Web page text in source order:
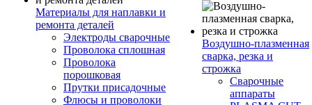
Материалы для наплавки и
ремонта деталей
Электроды сварочные
Проволока сплошная
Проволока
порошковая
Прутки присадочные
Флюсы и проволоки
Воздушно-плазменная
сварка, резка и
строжка
Сварочные
аппараты